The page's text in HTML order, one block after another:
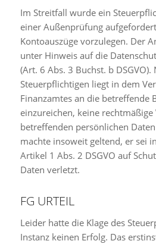
Im Streitfall wurde ein
einer Außenprüfung
Kontoauszüge vorzulegen. Der
unter Hinweis auf die
(Art. 6 Abs. 3 Buchst. b DSGVO).
Steuerpflichtigen liegt in dem
Finanzamtes an die betreffende
einzureichen, keine
betreffenden persönlichen
machte insoweit geltend, er sei
Artikel 1 Abs. 2 DSGVO auf
Daten verletzt.
FG URTEIL
Leider hatte die Klage des
Instanz keinen Erfolg. Das